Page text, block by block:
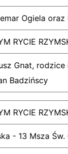
Ogiela oraz
RYCIE
Gnat,
Badzińscy
RYCIE
- 13 Msza Św.